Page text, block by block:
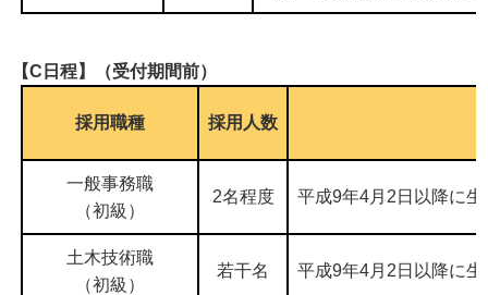
【C日程】（受付期間前）
採用職種 採用人数
一般事務職
（初級）
2名程度 平成9年4月2日以降に
土木技術職
（初級）
若干名 平成9年4月2日以降に